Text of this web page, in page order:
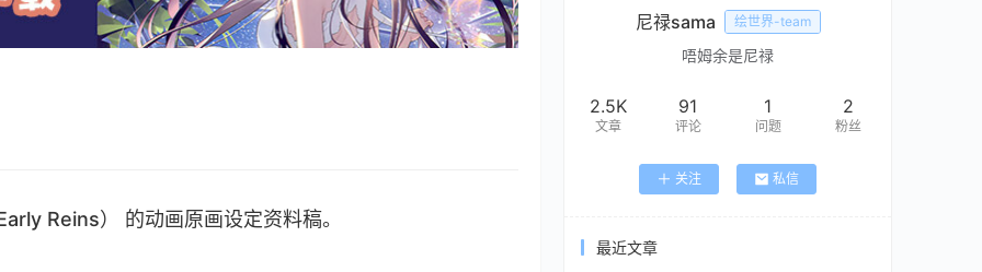
Reins） 的动画原画设定资料稿。
尼禄sama 绘世界-team
唔姆余是尼禄
2.5K
文章
91
评论
1
问题
2
粉丝
关注 私信
最近文章